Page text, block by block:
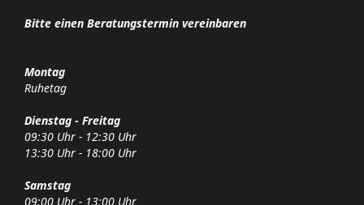
Bitte einen Beratungstermin vereinbaren
Montag
Ruhetag
Dienstag - Freitag
09:30 Uhr - 12:30 Uhr
13:30 Uhr - 18:00 Uhr
Samstag
09:00 Uhr - 13:00 Uhr